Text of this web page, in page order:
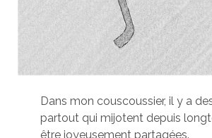
Dans mon couscoussier, il y a
partout qui mijotent depuis
être joyeusement partagées.